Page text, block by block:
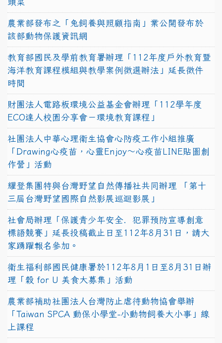
農業部發布之「兔飼養與照顧指南」業公開發布於
該部動物保護資訊網
教育部國民及學前教育署辦理「112年度戶外教育暨
海洋教育課程模組與教學案例徵選辦法」延長徵件
時間
財團法人電路板環境公益基金會辦理「112學年度
ECO達人校園分享會－環境教育課程」
社團法人中華心理衛生協會心防疫工作小組推廣
「Drawing心疫苗，心靈Enjoy〜心疫苗LINE貼圖創
作營」活動
耀登集團特與台灣野望自然傳播社共同辦理 「第十
三屆台灣野望國際自然影展巡迴影展」
社會局辦理「保護青少年安全．犯罪預防宣導創意
標語競賽」延長投稿截止日至112年8月31日，請大
家踴躍報名參加。
衛生福利部國民健康署於112年8月1日至8月31日辦
理「穀 for U 美食大募集」活動
農業部補助社團法人台灣防止虐待動物協會舉辦
「Taiwan SPCA 動保小學堂-小動物飼養大小事」線
上課程